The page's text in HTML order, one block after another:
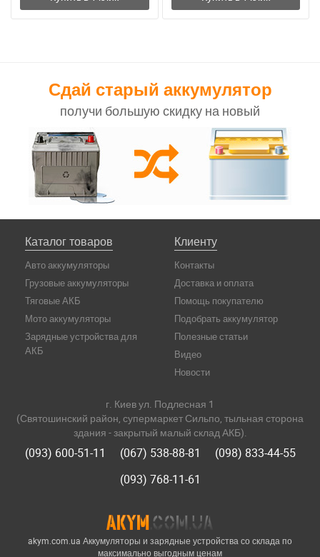
Сдай старый аккумулятор
получи большую скидку на новый
akym.com.ua Аккумуляторы и зарядные устройства со склада по
максимально выгодным ценам
Каталог товаров
Авто аккумуляторы
Грузовые аккумуляторы
Тяговые АКБ
Мото аккумуляторы
Зарядные устройства для
АКБ
Клиенту
Контакты
Доставка и оплата
Помощь покупателю
Подобрать аккумулятор
Полезные статьи
Видео
Новости
г. Киев ул. Подлесная 1
(Святошинский район, супермаркет Сильпо, тыльная сторона
здания - закрытый малый склад АКБ).
(093) 600-51-11 (067) 538-88-81
(098) 833-44-55
(093) 768-11-61